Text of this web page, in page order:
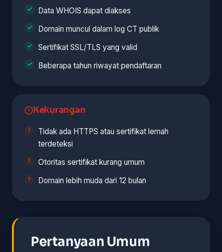
Data WHOIS dapat diakses
Domain muncul dalam log CT publik
Sertifikat SSL/TLS yang valid
Beberapa tahun riwayat pendaftaran
Kekurangan
Tidak ada HTTPS atau sertifikat lemah
terdeteksi
Otoritas sertifikat kurang umum
Domain lebih muda dari 12 bulan
Pertanyaan Umum